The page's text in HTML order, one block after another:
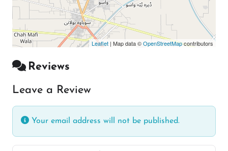
Leaflet | Map data ©OpenStreetMapcontributors
Reviews
Leave a Review
Your email address will not be published.